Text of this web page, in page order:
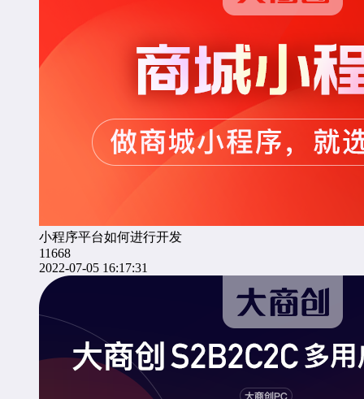
小程序平台如何进行开发
11668
2022-07-05 16:17:31